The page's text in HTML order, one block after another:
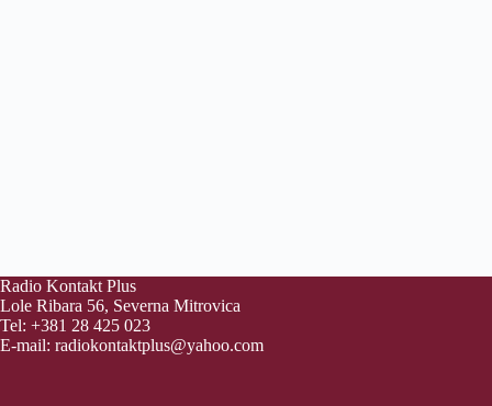
Radio Kontakt Plus
Lole Ribara 56, Severna Mitrovica
Tel: +381 28 425 023
E-mail: radiokontaktplus@yahoo.com